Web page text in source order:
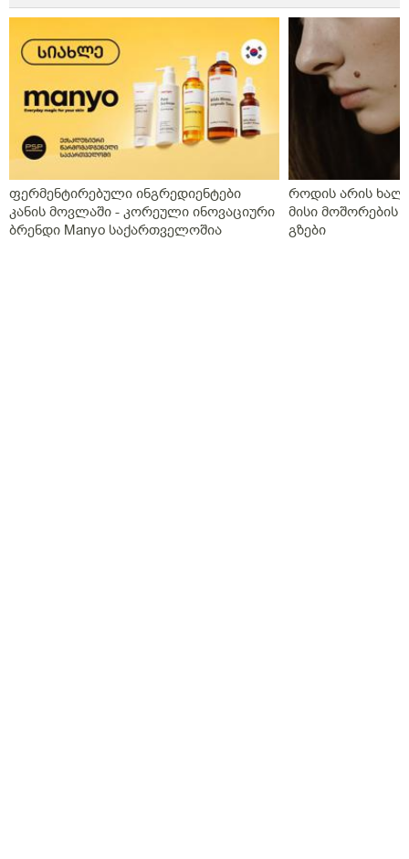
ფერმენტირებული ინგრედიენტები
კანის მოვლაში - კორეული ინოვაციური
ბრენდი Manyo საქართველოშია
როდის არის
მისი მოშორების
გზები